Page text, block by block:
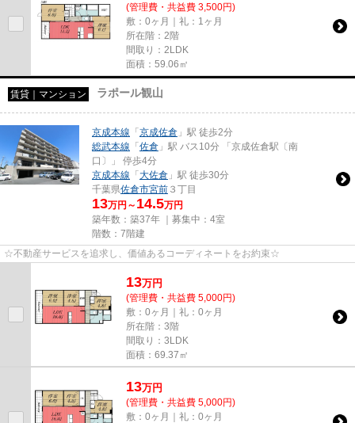
(管理費・共益費 3,500円)
敷：0ヶ月｜礼：1ヶ月
所在階：2階
間取り：2LDK
面積：59.06㎡
賃貸｜マンション ラポール観山
京成本線 「京成佐倉 」駅 徒歩2分
総武本線 「佐倉 」駅 バス10分 「京成佐倉駅〔南
口〕」 停歩4分
京成本線 「大佐倉 」駅 徒歩30分
千葉県佐倉市宮前 ３丁目
13万円～ 14.5万円
築年数：築37年 ｜募集中： 4室
階数：7階建
☆不動産サービスを追求し、価値あるコーディネートをお約束☆
13万円
(管理費・共益費 5,000円)
敷：0ヶ月｜礼：0ヶ月
所在階：3階
間取り：3LDK
面積：69.37㎡
13万円
(管理費・共益費 5,000円)
敷：0ヶ月｜礼：0ヶ月